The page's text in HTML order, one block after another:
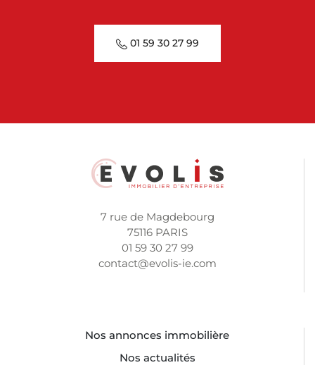
01 59 30 27 99
7 rue de Magdebourg
75116 PARIS
01 59 30 27 99
contact@evolis-ie.com
Nos annonces immobilière
Nos actualités